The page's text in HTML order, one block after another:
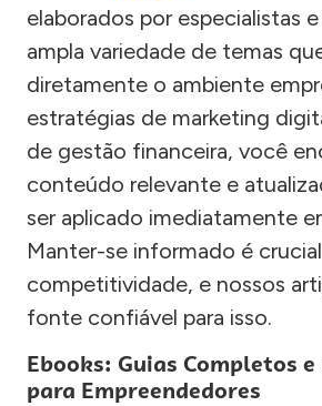
elaborados por especialistas
ampla variedade de temas
diretamente o ambiente
estratégias de marketing
de gestão financeira, você
conteúdo relevante e
ser aplicado imediatamente
Manter-se informado é
competitividade, e nossos
fonte confiável para isso.
Ebooks: Guias Completos
para Empreendedores